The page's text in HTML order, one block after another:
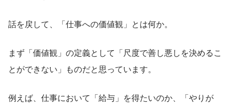
話を戻して、「仕事への価値観」とは何か。
まず「価値観」の定義として「尺度で善し悪しを決めるこ
とができない」ものだと思っています。
例えば、仕事において「給与」を得たいのか、「やりが